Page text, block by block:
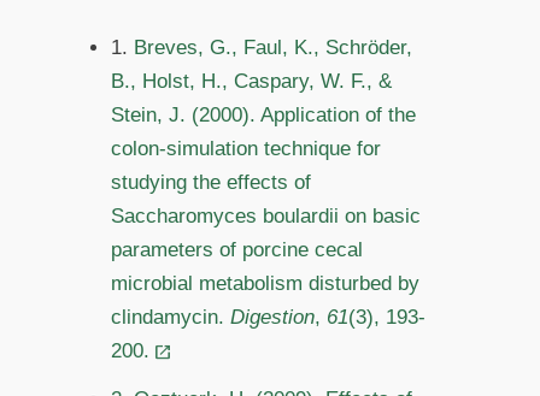
1. Breves, G., Faul, K., Schröder,
B., Holst, H., Caspary, W. F., &
Stein, J. (2000). Application of the
colon-simulation technique for
studying the effects of
Saccharomyces boulardii on basic
parameters of porcine cecal
microbial metabolism disturbed by
clindamycin.Digestion, 61(3), 193-
200.